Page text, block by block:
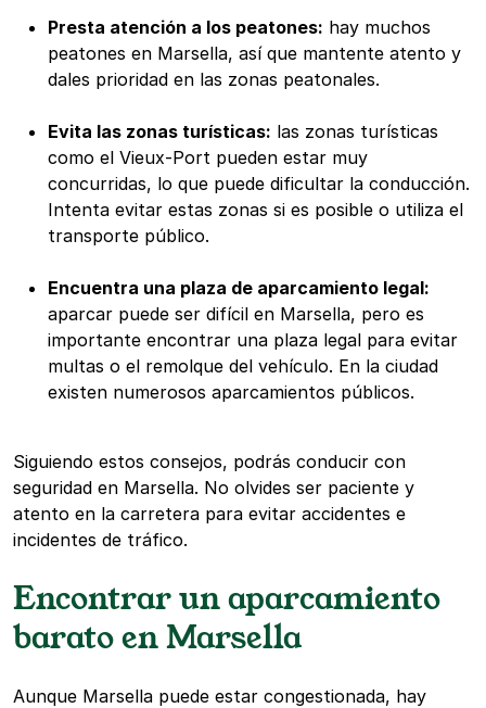
Presta atención a los peatones: hay muchos
peatones en Marsella, así que mantente atento y
dales prioridad en las zonas peatonales.
Evita las zonas turísticas: las zonas turísticas
como el Vieux-Port pueden estar muy
concurridas, lo que puede dificultar la conducción.
Intenta evitar estas zonas si es posible o utiliza el
transporte público.
Encuentra una plaza de aparcamiento legal:
aparcar puede ser difícil en Marsella, pero es
importante encontrar una plaza legal para evitar
multas o el remolque del vehículo. En la ciudad
existen numerosos aparcamientos públicos.
Siguiendo estos consejos, podrás conducir con
seguridad en Marsella. No olvides ser paciente y
atento en la carretera para evitar accidentes e
incidentes de tráfico.
Encontrar un aparcamiento
barato en Marsella
Aunque Marsella puede estar congestionada, hay